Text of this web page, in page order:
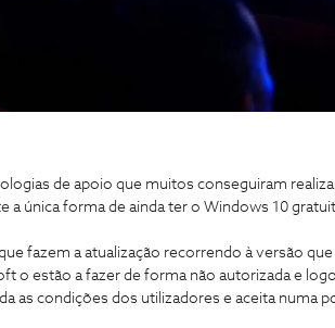
de apoio que muitos conseguiram
a única forma de ainda ter o Windows 10
fazem a atualização recorrendo à versão
o estão a fazer de forma não autorizada e
as condições dos utilizadores e aceita numa